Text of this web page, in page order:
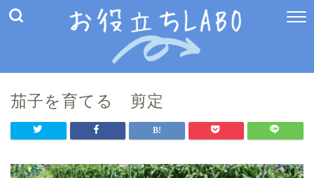
茄子を育てる 剪定